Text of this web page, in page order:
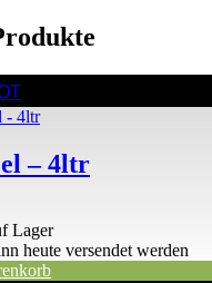
– 4ltr
Lager
heute versendet werden